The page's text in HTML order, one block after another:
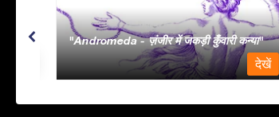
Andromeda - ज़ंजीर में जकड़ी कुँवारी कन्या
देखें